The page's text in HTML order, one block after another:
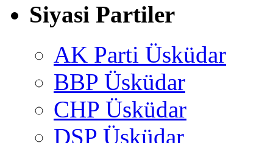
Siyasi Partiler
AK Parti Üsküdar
BBP Üsküdar
CHP Üsküdar
DSP Üsküdar